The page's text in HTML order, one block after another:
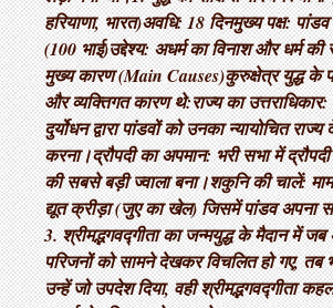
हरियाणा, भारत) ​अवधि: 18 दिन ​मुख्य पक्ष:
(100 भाई) ​उद्देश्य: अधर्म का विनाश और धर्म की
मुख्य कारण (Main Causes) ​कुरुक्षेत्र युद्ध के
और व्यक्तिगत कारण थे: ​राज्य का
दुर्योधन द्वारा पांडवों को उनका न्यायोचित
करना। ​द्रौपदी का अपमान: भरी सभा में
की सबसे बड़ी ज्वाला बना। ​शकुनि की चालें:
द्यूत क्रीड़ा (जुए का खेल) जिसमें पांडव अपना
3. श्रीमद्भगवद्गीता का जन्म ​युद्ध के मैदान में
परिजनों को सामने देखकर विचलित हो गए, तब
उन्हें जो उपदेश दिया, वही श्रीमद्भगवद्गीता